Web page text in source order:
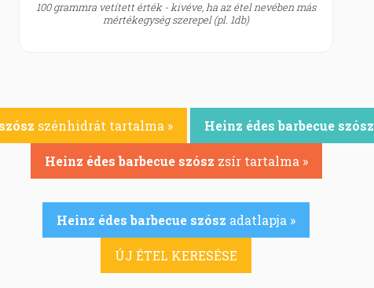
100 grammra vetített érték - kivéve, ha az étel nevében más
mértékegység szerepel (pl. 1db)
szénhidrát tartalma » Heinz édes barbecue szósz
Heinz édes barbecue szósz zsír tartalma »
Heinz édes barbecue szósz adatlapja »
ÚJ ÉTEL KERESÉSE